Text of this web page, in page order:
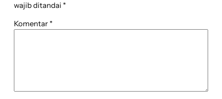
wajib ditandai *
Komentar *